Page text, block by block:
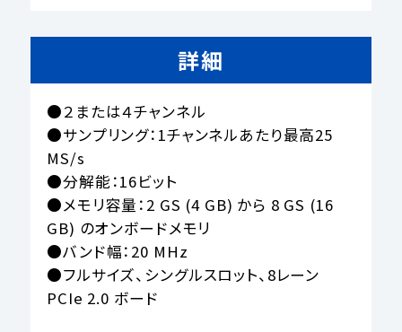
詳細
●２または４チャンネル
●サンプリング：1チャンネルあたり最高25
MS/s
●分解能：16ビット
●メモリ容量：2 GS (4 GB) から 8 GS (16
GB) のオンボードメモリ
●バンド幅：20 MHz
●フルサイズ、シングルスロット、8レーン
PCIe 2.0 ボード